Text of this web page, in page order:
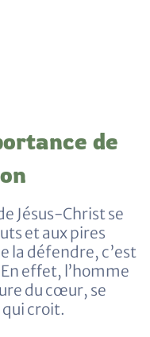
de
Jésus-Christ se
et aux pires
la défendre, c’est
effet, l’homme
du cœur, se
croit.